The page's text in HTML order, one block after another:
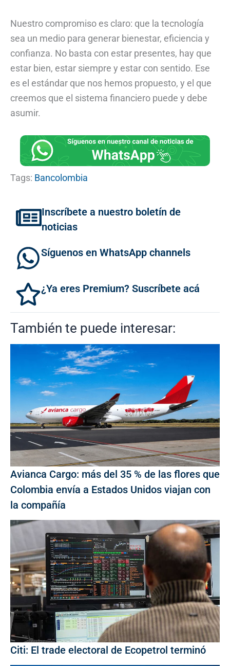
Nuestro compromiso es claro: que la tecnología
sea un medio para generar bienestar, eficiencia y
confianza. No basta con estar presentes, hay que
estar bien, estar siempre y estar con sentido. Ese
es el estándar que nos hemos propuesto, y el que
creemos que el sistema financiero puede y debe
asumir.
Tags: Bancolombia
Inscríbete a nuestro boletín de
noticias
Síguenos en WhatsApp channels
¿Ya eres Premium? Suscríbete acá
También te puede interesar:
Avianca Cargo: más del 35 % de las flores que
Colombia envía a Estados Unidos viajan con
la compañía
Citi: El trade electoral de Ecopetrol terminó